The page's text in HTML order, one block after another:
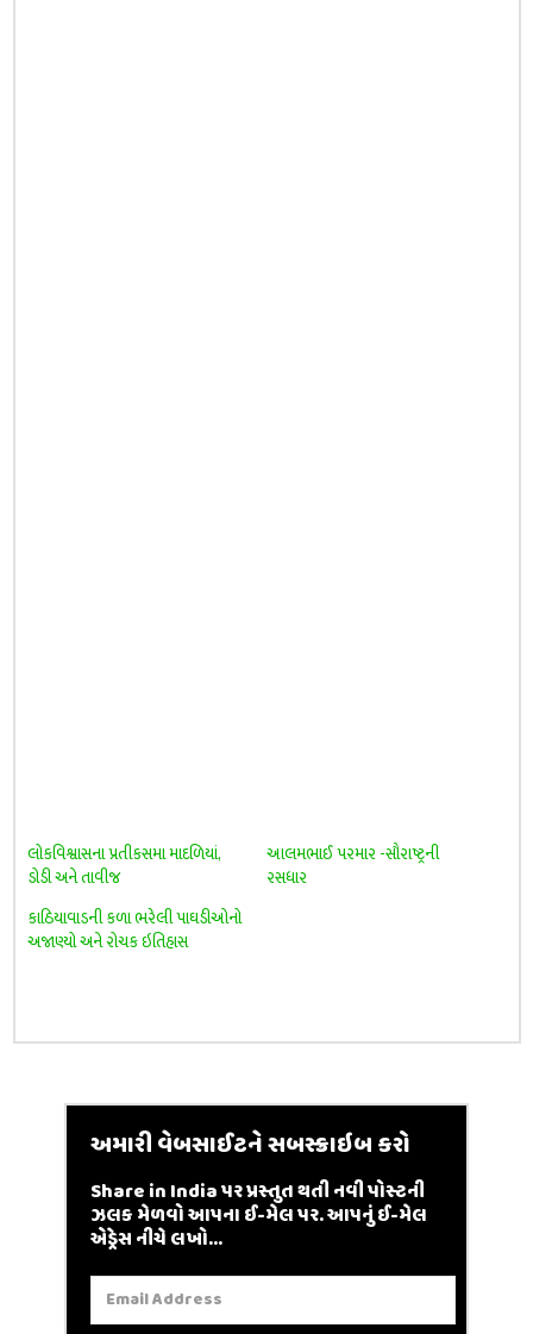
લોકવિશ્વાસના પ્રતીકસમા માદળિયાં,
ડોડી અને તાવીજ
આલમભાઈ પરમાર -સૌરાષ્ટ્રની
રસધાર
કાઠિયાવાડની કળા ભરેલી પાઘડીઓનો
અજાણ્યો અને રોચક ઇતિહાસ
અમારી વેબસાઈટને સબસ્ક્રાઇબ કરો
Share in India પર પ્રસ્તુત થતી નવી પોસ્ટની
ઝલક મેળવો આપના ઈ-મેલ પર. આપનું ઈ-મેલ
એડ્રેસ નીચે લખો...
Email
Address